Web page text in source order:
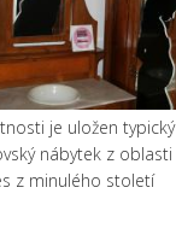
je uložen typický
nábytek z oblasti
z minulého století